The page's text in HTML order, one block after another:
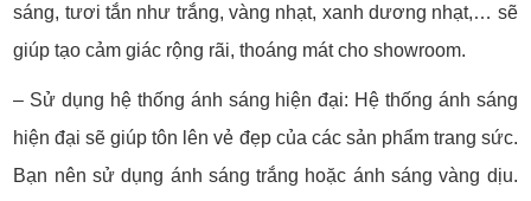
sáng, tươi tắn như trắng, vàng nhạt, xanh dương nhạt,… sẽ
giúp tạo cảm giác rộng rãi, thoáng mát cho showroom.
– Sử dụng hệ thống ánh sáng hiện đại: Hệ thống ánh sáng
hiện đại sẽ giúp tôn lên vẻ đẹp của các sản phẩm trang sức.
Bạn nên sử dụng ánh sáng trắng hoặc ánh sáng vàng dịu.